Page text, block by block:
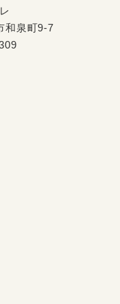
和泉町9-7